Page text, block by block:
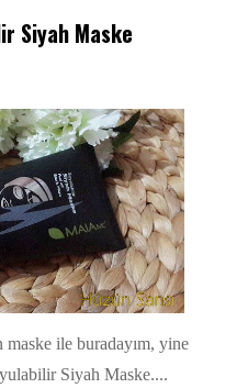
Siyah Maske
ile buradayım, yine
Siyah Maske....